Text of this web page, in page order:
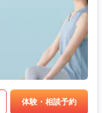
体験・相談予約